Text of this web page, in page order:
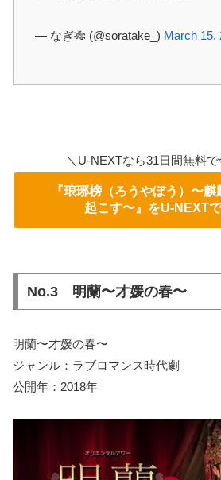
— なぎ🎋 (@soratake_) March 15,
＼U-NEXTなら31日間無料
『琅琊榜（ろうやぼう）〜
起こす〜』をU-NEXT
No.3 明蘭〜才媛の春〜
明蘭〜才媛の春〜
ジャンル：ラブロマンス時代劇
公開年：2018年